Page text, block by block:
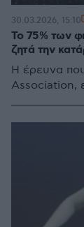
Το 75% των
ζητά την
Η έρευνα
Association,
30.03.2026, 15:10